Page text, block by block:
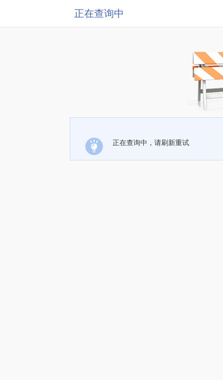
正在查询中
正在查询中，请刷新重试